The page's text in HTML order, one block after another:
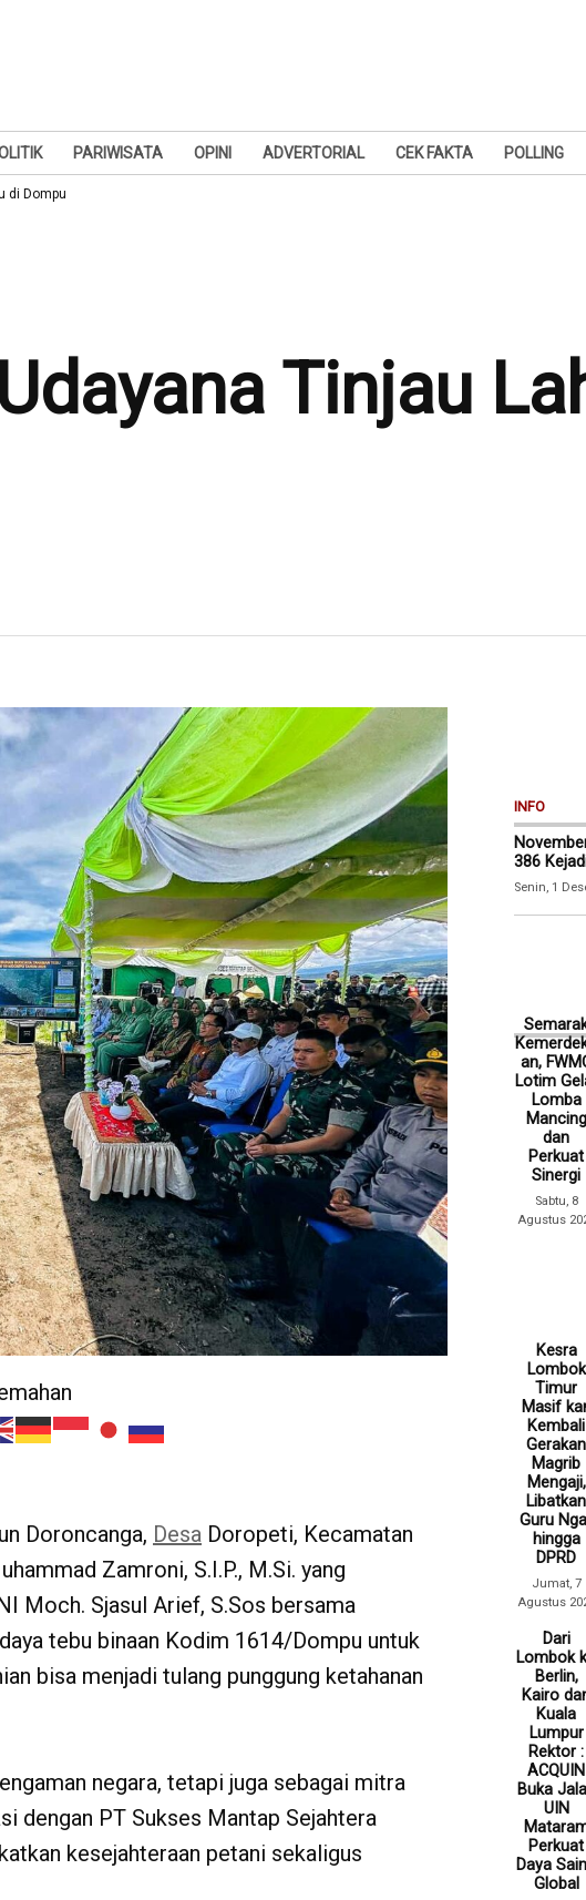
PARIWISATA OPINI ADVERTORIAL CEK FAKTA POLLING
di Dompu
Tinjau
Doroncanga, Desa Doropeti, Kecamatan
Zamroni, S.I.P., M.Si. yang
Moch. Sjasul Arief, S.Sos bersama
tebu binaan Kodim 1614/Dompu untuk
bisa menjadi tulang punggung ketahanan
negara, tetapi juga sebagai mitra
dengan PT Sukses Mantap Sejahtera
kesejahteraan petani sekaligus
INFO
386
Senin, 1
an,
Lotim
Lomba
Mancing
dan
Perkuat
Sinergi
Sabtu, 8
Agustus
Kesra
Lombok
Timur
Masif
Kembali
Gerakan
Magrib
Mengaji,
Libatkan
Guru
hingga
DPRD
Jumat, 7
Agustus
Dari
Lombok
Berlin,
Kairo
Kuala
Lumpur
Rektor :
ACQUIN
Buka
UIN
Perkuat
Daya
Global